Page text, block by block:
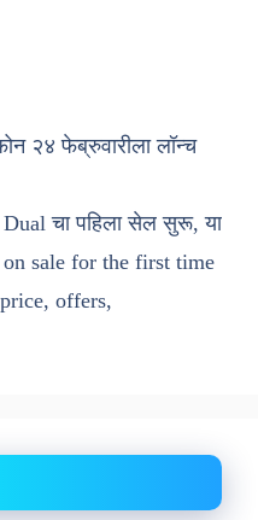
२४ फेब्रुवारीला लॉन्च
चा पहिला सेल सुरू, या
sale for the first time
offers,